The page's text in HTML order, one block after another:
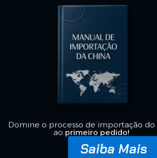
Domine o processo de importação do
ao primeiro pedido!
Saiba Mais